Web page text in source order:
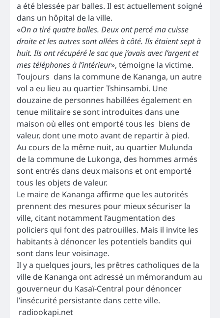
a été blessée par balles. Il est actuellement soigné
dans un hôpital de la ville.
«On a tiré quatre balles. Deux ont percé ma cuisse
droite et les autres sont allées à côté. Ils étaient sept à
huit. Ils ont récupéré le sac que j’avais avec l’argent et
mes téléphones à l’intérieur», témoigne la victime.
Toujours dans la commune de Kananga, un autre
vol a eu lieu au quartier Tshinsambi. Une
douzaine de personnes habillées également en
tenue militaire se sont introduites dans une
maison où elles ont emporté tous les biens de
valeur, dont une moto avant de repartir à pied.
Au cours de la même nuit, au quartier Mulunda
de la commune de Lukonga, des hommes armés
sont entrés dans deux maisons et ont emporté
tous les objets de valeur.
Le maire de Kananga affirme que les autorités
prennent des mesures pour mieux sécuriser la
ville, citant notamment l’augmentation des
policiers qui font des patrouilles. Mais il invite les
habitants à dénoncer les potentiels bandits qui
sont dans leur voisinage.
Il y a quelques jours, les prêtres catholiques de la
ville de Kananga ont adressé un mémorandum au
gouverneur du Kasaï-Central pour dénoncer
l’insécurité persistante dans cette ville.
radiookapi.net